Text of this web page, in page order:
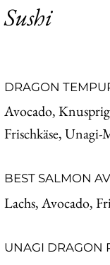
Sushi
DRAGON
Avocado,
Frischkäse, Unagi-
BEST SALMON
Lachs, Avocado,
UNAGI DRAGON